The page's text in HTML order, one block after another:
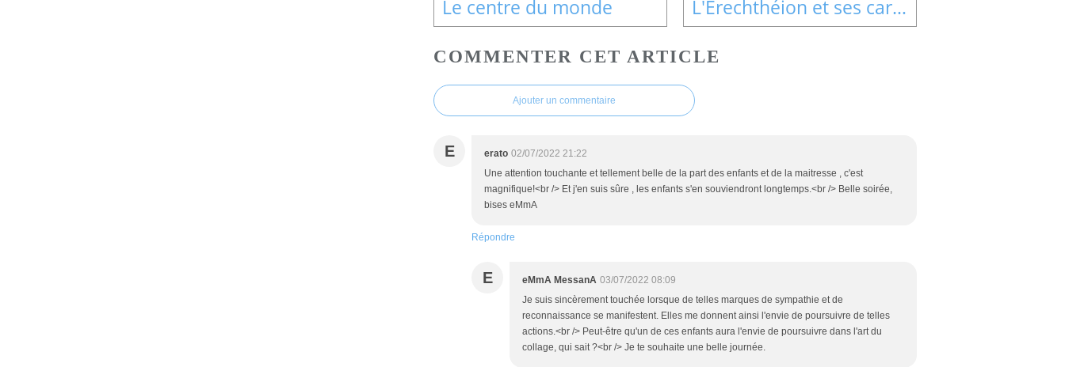
Le centre du monde L'Erechthéion et ses cariatides
COMMENTER CET ARTICLE
Ajouter un commentaire
E erato 02/07/2022 21:22
Une attention touchante et tellement belle de la part des enfants et de la maitresse , c'est
magnifique!<br /> Et j'en suis sûre , les enfants s'en souviendront longtemps.<br /> Belle soirée,
bises eMmA
Répondre
E eMmA MessanA 03/07/2022 08:09
Je suis sincèrement touchée lorsque de telles marques de sympathie et de
reconnaissance se manifestent. Elles me donnent ainsi l'envie de poursuivre de telles
actions.<br /> Peut-être qu'un de ces enfants aura l'envie de poursuivre dans l'art du
collage, qui sait ?<br /> Je te souhaite une belle journée.